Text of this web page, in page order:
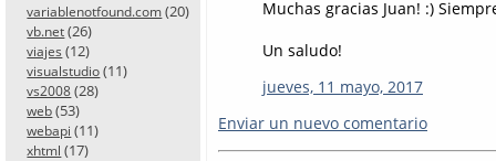
variablenotfound.com (20)
vb.net (26)
viajes (12)
visualstudio (11)
vs2008 (28)
web (53)
webapi (11)
xhtml (17)
Muchas gracias Juan! :)
Un saludo!
jueves, 11 mayo, 2017
Enviar un nuevo comentario